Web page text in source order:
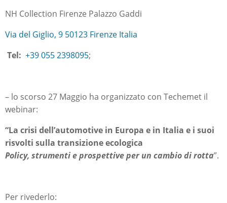
NH Collection Firenze Palazzo Gaddi
Via del Giglio, 9 50123 Firenze Italia
Tel: +39 055 2398095;
– lo scorso 27 Maggio ha organizzato con Techemet il
webinar:
“La crisi dell’automotive in Europa e in Italia e i suoi
risvolti sulla transizione ecologica
Policy, strumenti e prospettive per un cambio di rotta”.
Per rivederlo: